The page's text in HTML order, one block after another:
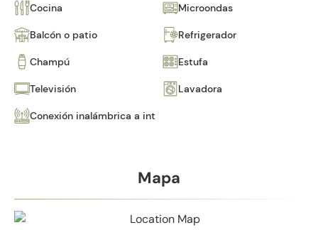
Cocina Microondas
Balcón o patio Refrigerador
Champú Estufa
Televisión Lavadora
Conexión inalámbrica a internet
Mapa